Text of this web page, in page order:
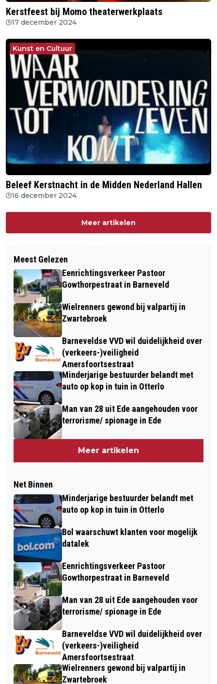
Kerstfeest bij Momo theaterwerkplaats
17 december 2024
Kunst en Cultuur
Beleef Kerstnacht in de Midden Nederland Hallen
16 december 2024
Meer artikelen
Meest Gelezen
Eenrichtingsverkeer Pastoor
Gowthorpestraat in Barneveld
Wielrenners gewond bij valpartij in
Zwartebroek
Barneveldse VVD wil duidelijkheid over
(verkeers-)veiligheid
Amersfoortsestraat
Minderjarige bestuurder belandt met
auto op kop in tuin in Otterlo
Man van 28 uit Ede aangehouden voor
terrorisme/ spionage in Ede
Meer artikelen
Net Binnen
Minderjarige bestuurder belandt met
auto op kop in tuin in Otterlo
Bol waarschuwt klanten voor mogelijk
datalek
Eenrichtingsverkeer Pastoor
Gowthorpestraat in Barneveld
Man van 28 uit Ede aangehouden voor
terrorisme/ spionage in Ede
Barneveldse VVD wil duidelijkheid over
(verkeers-)veiligheid
Amersfoortsestraat
Wielrenners gewond bij valpartij in
Zwartebroek